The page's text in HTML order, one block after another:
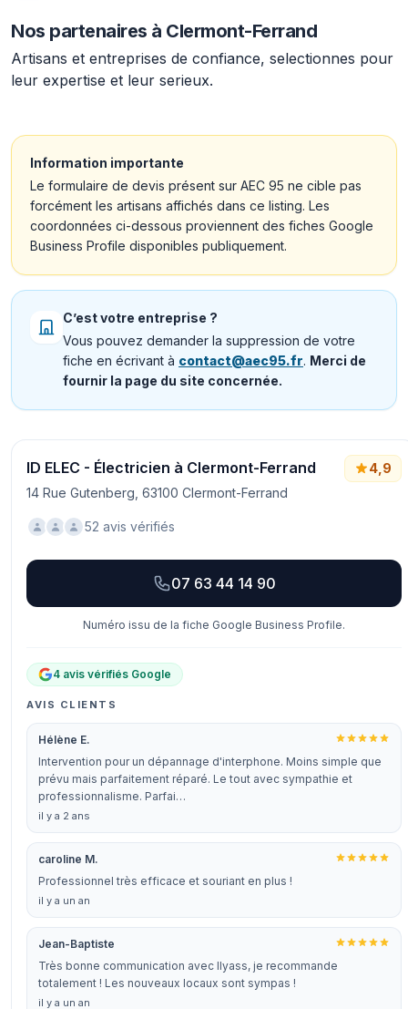
Nos partenaires à Clermont-Ferrand
Artisans et entreprises de confiance, selectionnes pour
leur expertise et leur serieux.
Information importante
Le formulaire de devis présent sur AEC 95 ne cible pas
forcément les artisans affichés dans ce listing. Les
coordonnées ci-dessous proviennent des fiches Google
Business Profile disponibles publiquement.
C’est votre entreprise ?
Vous pouvez demander la suppression de votre
fiche en écrivant à contact@aec95.fr. Merci de
fournir la page du site concernée.
ID ELEC - Électricien à Clermont-Ferrand
14 Rue Gutenberg, 63100 Clermont-Ferrand
4,9
52 avis vérifiés
07 63 44 14 90
Numéro issu de la fiche Google Business Profile.
4 avis vérifiés Google
AVIS CLIENTS
Hélène E.
Intervention pour un dépannage d'interphone. Moins simple que
prévu mais parfaitement réparé. Le tout avec sympathie et
professionnalisme. Parfai…
il y a 2 ans
caroline M.
Professionnel très efficace et souriant en plus !
il y a un an
Jean-Baptiste
Très bonne communication avec Ilyass, je recommande
totalement ! Les nouveaux locaux sont sympas !
il y a un an